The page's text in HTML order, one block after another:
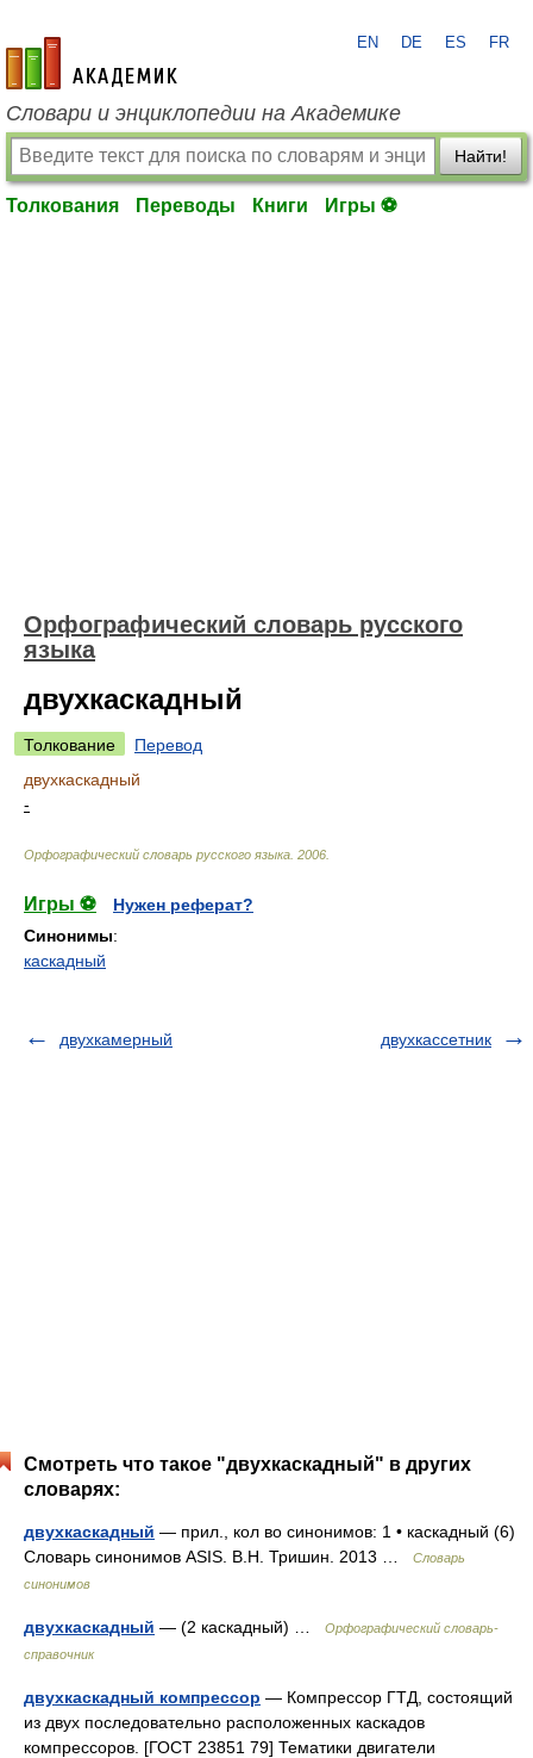
academic.ru
EN DE ES FR
Словари и энциклопедии на Академике
Найти!
Толкования Переводы Книги Игры ⚽
Орфографический словарь русского
языка
двухкаскадный
Толкование
Перевод
двухкаскадный
-
Орфографический словарь русского языка 2006
Игры ⚽
Нужен реферат?
Синонимы:
каскадный
двухкамерный двухкассетник
Смотреть что такое "двухкаскадный" в других
словарях:
двухкаскадный — прил., кол во синонимов: 1 • каскадный (6)
Словарь синонимов ASIS. В.Н. Тришин. 2013 …
Словарь
синонимов
двухкаскадный — (2 каскадный) …
Орфографический словарь-
справочник
двухкаскадный компрессор — Компрессор ГТД, состоящий
из двух последовательно расположенных каскадов
компрессоров. [ГОСТ 23851 79] Тематики двигатели